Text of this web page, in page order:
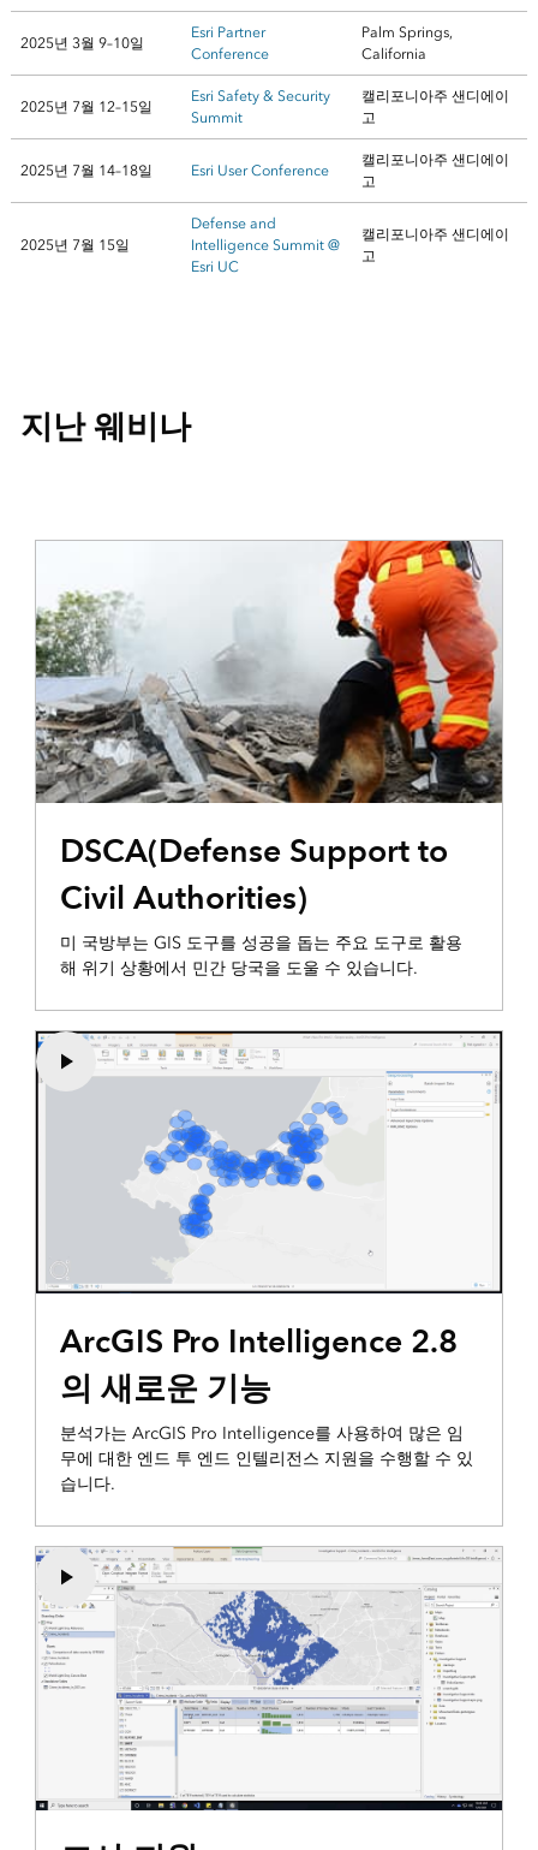
2025년 3월 9–10일
Esri Partner
Conference
Palm Springs,
California
2025년 7월 12–15일
Esri Safety & Security
Summit
캘리포니아주 샌디에이
고
2025년 7월 14–18일 Esri User Conference
캘리포니아주 샌디에이
고
2025년 7월 15일
Defense and
Intelligence Summit @
Esri UC
캘리포니아주 샌디에이
고
지난 웨비나
DSCA(Defense Support to
Civil Authorities)
미 국방부는 GIS 도구를 성공을 돕는 주요 도구로 활용
해 위기 상황에서 민간 당국을 도울 수 있습니다.
ArcGIS Pro Intelligence 2.8
의 새로운 기능
분석가는 ArcGIS Pro Intelligence를 사용하여 많은 임
무에 대한 엔드 투 엔드 인텔리전스 지원을 수행할 수 있
습니다.